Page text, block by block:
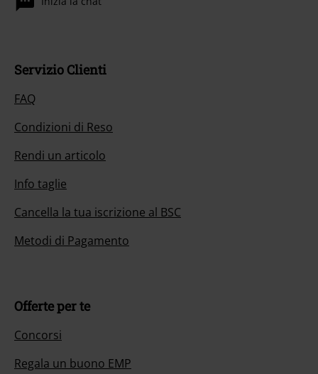
Servizio Clienti
FAQ
Condizioni di Reso
Rendi un articolo
Info taglie
Cancella la tua iscrizione al BSC
Metodi di Pagamento
Offerte per te
Concorsi
Regala un buono EMP